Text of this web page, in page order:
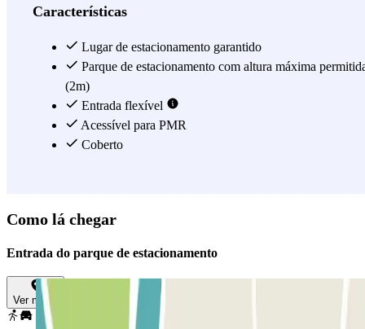
sencilla. Este parking subterráneo cuenta con plazas para personas
que tu vehículo estará vigilado durante todo el tiempo de
estacionamiento.
Características
Lugar de estacionamento garantido
Parque de estacionamento com altura máxima
(2m)
Entrada flexível
Acessível para PMR
Coberto
Como lá chegar
Entrada do parque de estacionamento
Ver mapa